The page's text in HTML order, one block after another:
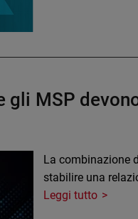
gli MSP
La combinazione
stabilire una
Leggi tutto